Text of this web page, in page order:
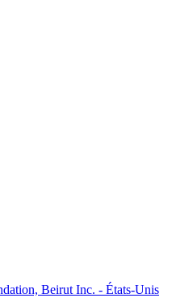
Beirut Inc. - États-Unis